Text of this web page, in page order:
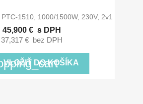
1510, 1000/1500W, 230V, 2v1
45,900 € s DPH
37,317 € bez DPH
VLOŽIŤ DO KOŠÍKA